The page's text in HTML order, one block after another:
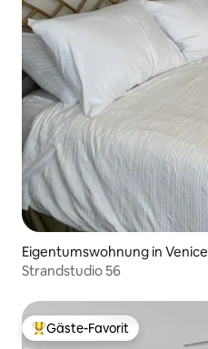
Eigentumswohnung in Venice
Strandstudio 56
Beliebter Gäste-Favorit.
Gäste-Favorit